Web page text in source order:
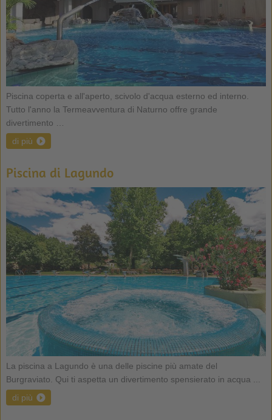
Piscina coperta e all'aperto, scivolo d'acqua esterno ed interno.
Tutto l'anno la Termeavventura di Naturno offre grande
divertimento …
di più
Piscina di Lagundo
La piscina a Lagundo è una delle piscine più amate del
Burgraviato. Qui ti aspetta un divertimento spensierato in acqua ...
di più